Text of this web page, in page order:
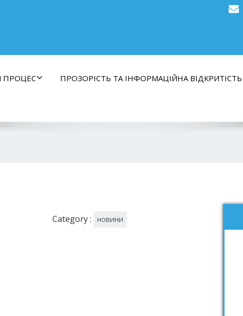
ПРОЦЕС ПРОЗОРІСТЬ ТА ІНФОРМАЦІЙНА ВІДКРИТІСТЬ
Category : новини